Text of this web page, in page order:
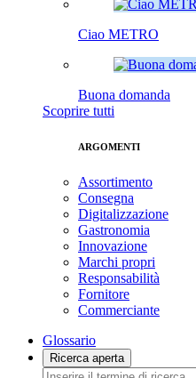
Ciao METRO
Buona domanda
Scoprire tutti
ARGOMENTI
Assortimento
Consegna
Digitalizzazione
Gastronomia
Innovazione
Marchi propri
Responsabilità
Fornitore
Commerciante
Glossario
Ricerca aperta